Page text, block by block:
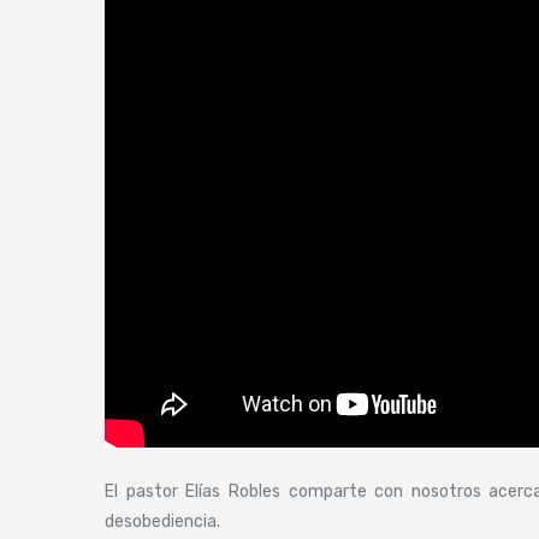
El pastor Elías Robles comparte con nosotros
desobediencia.